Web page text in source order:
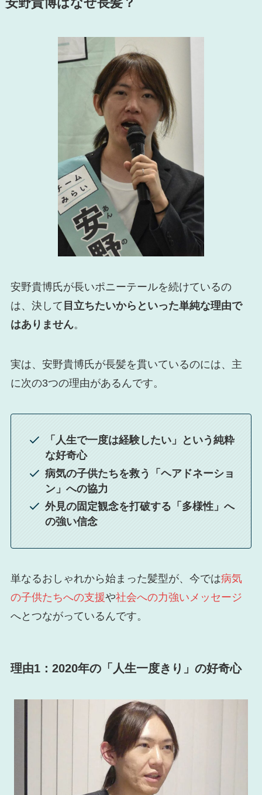
安野貴博氏が長いポニーテールを続けているの
は、決して 目立ちたいからといった単純な理由で
はありません。
実は、安野貴博氏が長髪を貫いているのには、主
に次の3つの理由があるんです。
「人生で一度は経験したい」という純粋
な好奇心
病気の子供たちを救う「ヘアドネーショ
ン」への協力
外見の固定観念を打破する「多様性」へ
の強い信念
単なるおしゃれから始まった髪型が、今では病気
の子供たちへの支援や社会への力強いメッセージ
へとつながっているんです。
理由1：2020年の「人生一度きり」の好奇心